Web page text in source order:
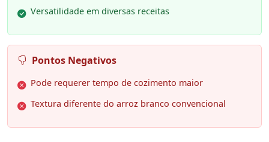
Versatilidade em diversas receitas
Pontos Negativos
Pode requerer tempo de cozimento maior
Textura diferente do arroz branco convencional